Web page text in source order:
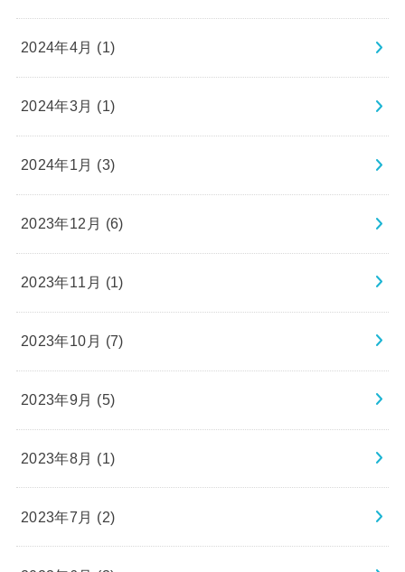
2024年4月 (1)
2024年3月 (1)
2024年1月 (3)
2023年12月 (6)
2023年11月 (1)
2023年10月 (7)
2023年9月 (5)
2023年8月 (1)
2023年7月 (2)